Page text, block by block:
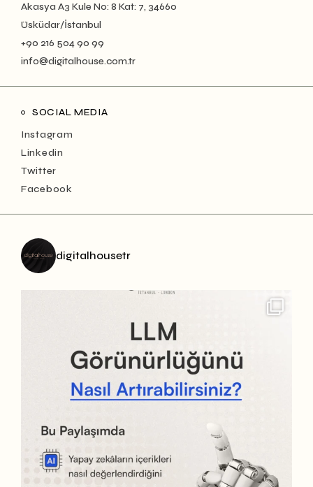
Akasya A3 Kule No: 8 Kat: 7, 34660
Üsküdar/İstanbul
+90 216 504 90 99
info@digitalhouse.com.tr
SOCIAL MEDIA
Instagram
Linkedin
Twitter
Facebook
digitalhousetr